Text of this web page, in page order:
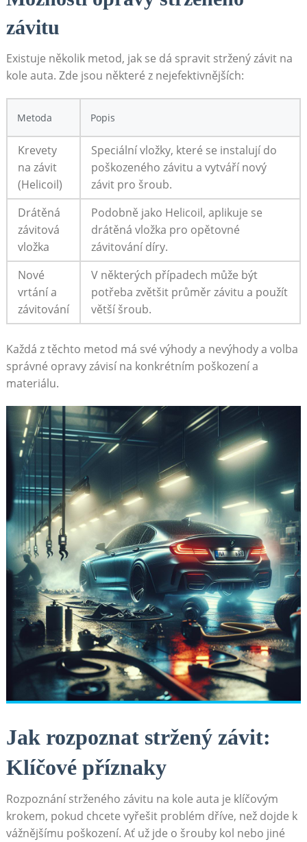
závitu
Existuje několik metod, jak se dá spravit stržený závit na
kole auta. Zde jsou některé z nejefektivnějších:
Metoda Popis
Krevety
na závit
(Helicoil)
Speciální vložky, které se instalují do
poškozeného závitu a vytváří nový
závit pro šroub.
Drátěná
závitová
vložka
Podobně jako Helicoil, aplikuje se
drátěná vložka pro opětovné
závitování díry.
Nové
vrtání a
závitování
V některých případech může být
potřeba zvětšit průměr závitu a použít
větší šroub.
Každá z těchto metod má své výhody a nevýhody a volba
správné opravy závisí na konkrétním poškození a
materiálu.
Jak rozpoznat stržený závit:
Klíčové příznaky
Rozpoznání strženého závitu na kole auta je klíčovým
krokem, pokud chcete vyřešit problém dříve, než dojde k
vážnějšímu poškození. Ať už jde o šrouby kol nebo jiné